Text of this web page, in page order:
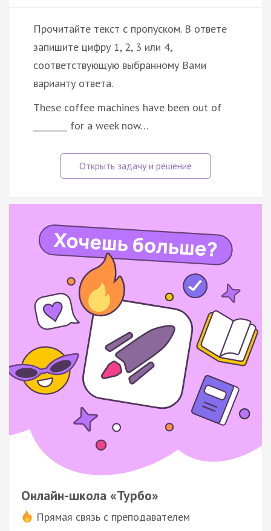
Прочитайте текст с пропуском. В ответе
запишите цифру 1, 2, 3 или 4,
соответствующую выбранному Вами
варианту ответа.
These coffee machines have been out of
________ for a week now…
Онлайн-школа «Турбо»
Прямая связь с преподавателем